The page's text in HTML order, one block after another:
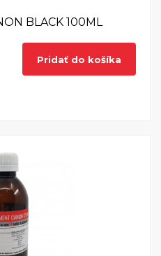
BLACK 100ML
Pridať do košíka